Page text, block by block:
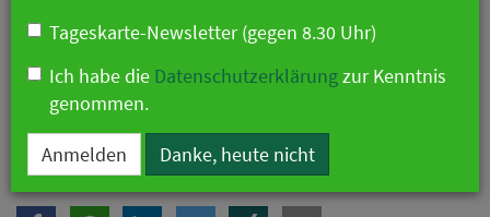
Marriott meldet Gewinneinbruch. Foto: Marriott
Tageskarte-Newsletter (gegen 8.30 Uhr)
Ich habe die Datenschutzerklärungzur Kenntnis
genommen.
Anmelden Danke, heute nicht